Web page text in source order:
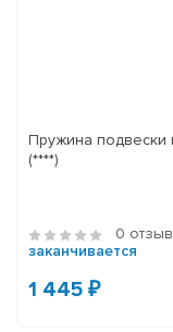
Пружина подвески
(****)
0
заканчивается
1 445 ₽